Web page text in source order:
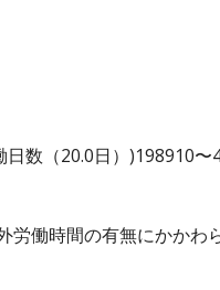
数（20.0日）)198910〜
労働時間の有無にかか